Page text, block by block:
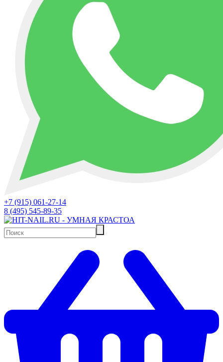
+7 (915) 061-27-14
8 (495) 545-89-35